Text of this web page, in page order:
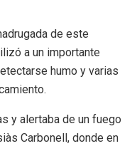
de este
a un importante
humo y varias
y alertaba de un fuego
Carbonell, donde en